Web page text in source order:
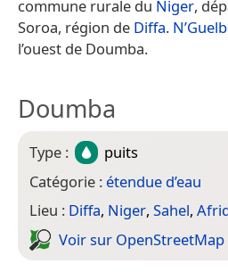
commune rurale du Niger,
Soroa, région de Diffa.
l’ouest de Doumba.
Doumba
Type :
puits
Catégorie : étendue d’eau
Lieu : Diffa, Niger, Sahel,
Voir sur Open­Street­Map